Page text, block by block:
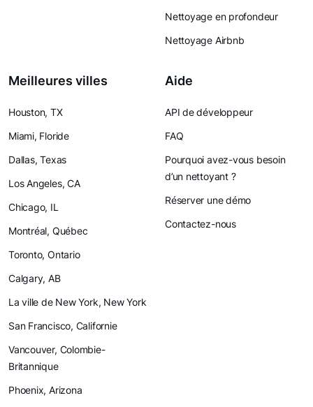
Nettoyage en profondeur
Nettoyage Airbnb
Meilleures villes
Houston, TX
Miami, Floride
Dallas, Texas
Los Angeles, CA
Chicago, IL
Montréal, Québec
Toronto, Ontario
Calgary, AB
La ville de New York, New York
San Francisco, Californie
Vancouver, Colombie-
Britannique
Phoenix, Arizona
Aide
API de développeur
FAQ
Pourquoi avez-vous besoin
d’un nettoyant ?
Réserver une démo
Contactez-nous